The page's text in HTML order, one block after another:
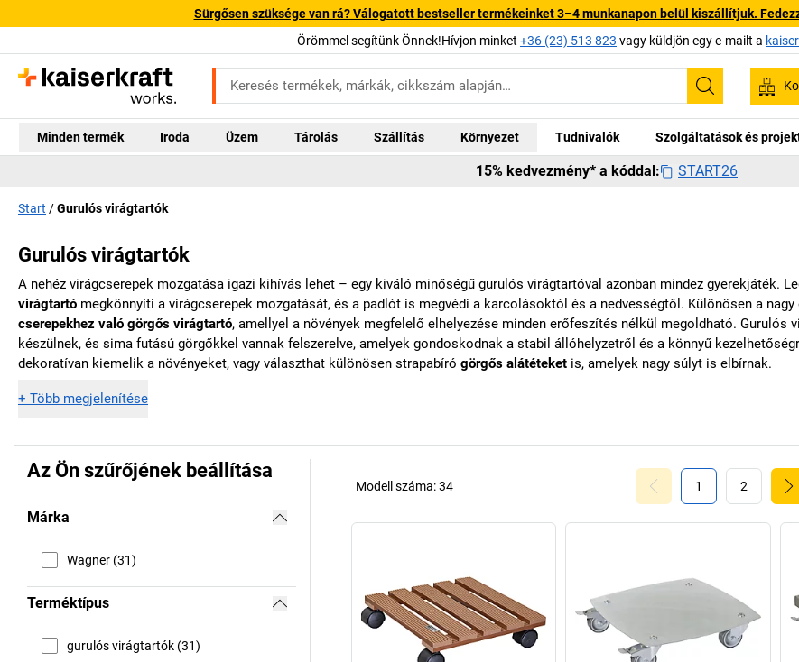
Sürgősen szüksége van rá? Válogatott bestseller termékeinket 3–4 munkanapon belül kiszállítjuk.
Örömmel segítünk Önnek!Hívjon minket +36 (23) 513 823 vagy küldjön egy e-mailt a
Keresés
Minden termék Iroda Üzem Tárolás Szállítás Környezet Tudnivalók Szolgáltatások és
15% kedvezmény* a kóddal: START26
Start Gurulós virágtartók
Gurulós virágtartók
A nehéz virágcserepek mozgatása igazi kihívás lehet – egy kiváló minőségű gurulós virágtartóval azonban mindez gyerekjáték.
virágtartó megkönnyíti a virágcserepek mozgatását, és a padlót is megvédi a karcolásoktól és a nedvességtől. Különösen a
cserepekhez való görgős virágtartó, amellyel a növények megfelelő elhelyezése minden erőfeszítés nélkül megoldható. Gurulós
készülnek, és sima futású görgőkkel vannak felszerelve, amelyek gondoskodnak a stabil állóhelyzetről és a könnyű
dekoratívan kiemelik a növényeket, vagy választhat különösen strapabíró görgős alátéteket is, amelyek nagy súlyt is elbírnak.
+ Több megjelenítése
Az Ön szűrőjének beállítása
Márka
Wagner (31)
Terméktípus
gurulós virágtartók (31)
1 2
Modell száma:34